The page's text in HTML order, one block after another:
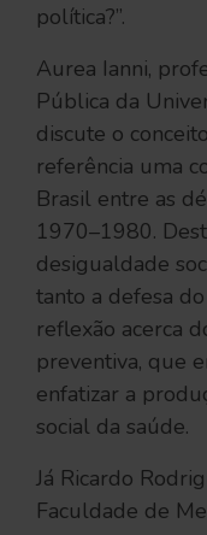
política?”.
Aurea Ianni,
Pública da
discute o
referência uma
Brasil entre as
1970–1980.
desigualdade
tanto a defesa
reflexão acerca
preventiva, que
enfatizar a
social da saúde.
Já Ricardo
Faculdade de